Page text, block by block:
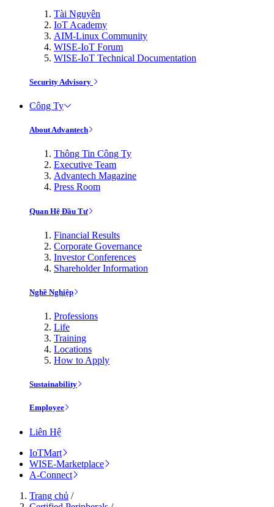
Tài Nguyên
IoT Academy
AIM-Linux Community
WISE-IoT Forum
WISE-IoT Technical Documentation
Security Advisory
Công Ty
About Advantech
Thông Tin Công Ty
Executive Team
Advantech Magazine
Press Room
Quan Hệ Đầu Tư
Financial Results
Corporate Governance
Investor Conferences
Shareholder Information
Nghề Nghiệp
Professions
Life
Training
Locations
How to Apply
Sustainability
Employee
Liên Hệ
IoTMart
WISE-Marketplace
A-Connect
Trang chủ /